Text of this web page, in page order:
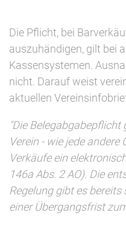
Die Pflicht, bei
auszuhändigen, gilt bei
Kassensystemen.
nicht. Darauf weist
aktuellen
"Die
Verein - wie jede
Verkäufe ein
146a Abs. 2 AO). Die
Regelung gibt es
einer Übergangsfrist